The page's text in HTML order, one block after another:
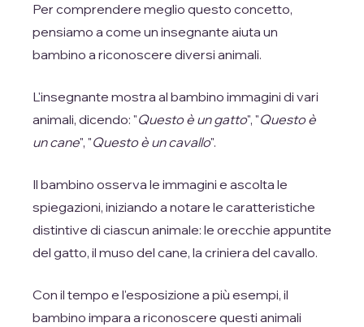
Per comprendere meglio questo concetto,
pensiamo a come un insegnante aiuta un
bambino a riconoscere diversi animali.
L'insegnante mostra al bambino immagini di vari
animali, dicendo: "Questo è un gatto", "Questo è
un cane", "Questo è un cavallo".
Il bambino osserva le immagini e ascolta le
spiegazioni, iniziando a notare le caratteristiche
distintive di ciascun animale: le orecchie appuntite
del gatto, il muso del cane, la criniera del cavallo.
Con il tempo e l'esposizione a più esempi, il
bambino impara a riconoscere questi animali